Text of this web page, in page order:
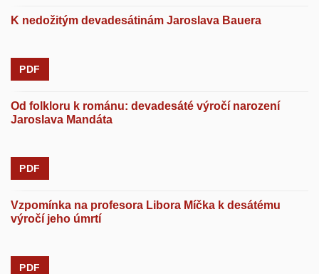
K nedožitým devadesátinám Jaroslava Bauera
PDF
Od folkloru k románu: devadesáté výročí narození
Jaroslava Mandáta
PDF
Vzpomínka na profesora Libora Míčka k desátému
výročí jeho úmrtí
PDF